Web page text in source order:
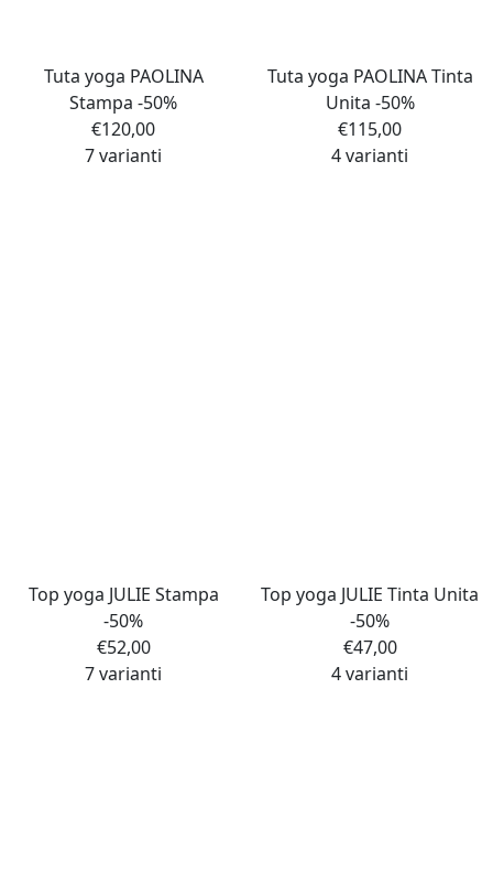
Tuta yoga PAOLINA
Stampa -50%
7 varianti
€120,00
Tuta yoga PAOLINA Tinta
Unita -50%
4 varianti
€115,00
Top yoga JULIE Stampa
-50%
7 varianti
€52,00
Top yoga JULIE Tinta Unita
-50%
4 varianti
€47,00